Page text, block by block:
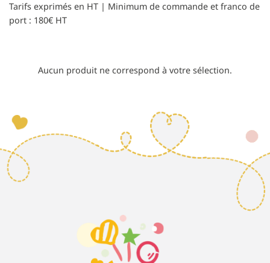
Tarifs exprimés en HT | Minimum de commande et franco de
port : 180€ HT
Aucun produit ne correspond à votre sélection.